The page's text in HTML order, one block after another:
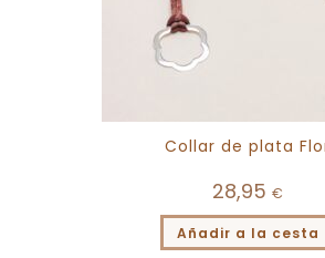
Collar de plata
28,95 €
Añadir a la cesta